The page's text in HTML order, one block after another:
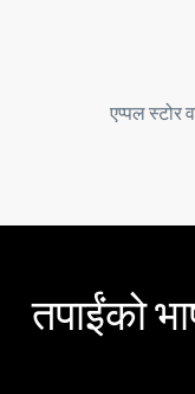
एप्पल स्टोर
तपाईंको